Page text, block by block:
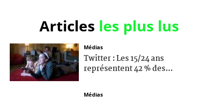
Articles les plus lus
Médias
Twitter : Les 15/24 ans
représentent 42 % des...
Médias